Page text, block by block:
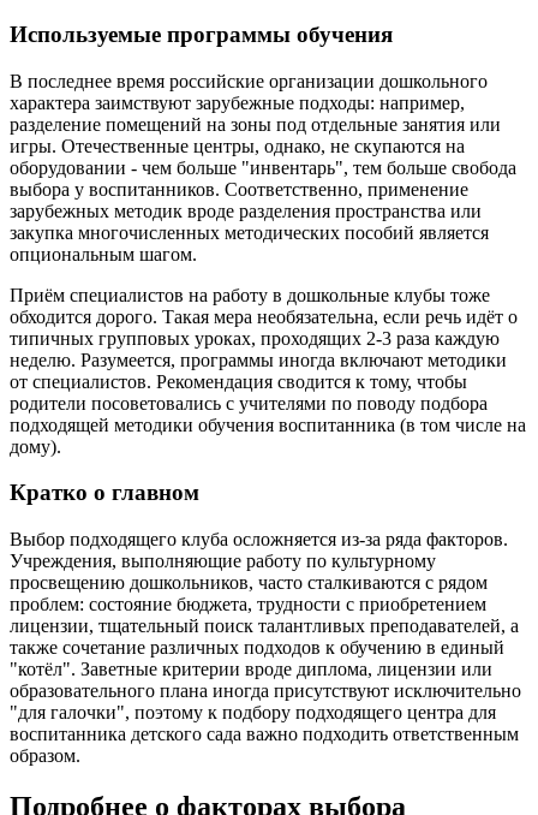
Используемые программы обучения
В последнее время российские организации дошкольного
характера заимствуют зарубежные подходы: например,
разделение помещений на зоны под отдельные занятия или
игры. Отечественные центры, однако, не скупаются на
оборудовании - чем больше "инвентарь", тем больше свобода
выбора у воспитанников. Соответственно, применение
зарубежных методик вроде разделения пространства или
закупка многочисленных методических пособий является
опциональным шагом.
Приём специалистов на работу в дошкольные клубы тоже
обходится дорого. Такая мера необязательна, если речь идёт о
типичных групповых уроках, проходящих 2-3 раза каждую
неделю. Разумеется, программы иногда включают методики
от специалистов. Рекомендация сводится к тому, чтобы
родители посоветовались с учителями по поводу подбора
подходящей методики обучения воспитанника (в том числе на
дому).
Кратко о главном
Выбор подходящего клуба осложняется из-за ряда факторов.
Учреждения, выполняющие работу по культурному
просвещению дошкольников, часто сталкиваются с рядом
проблем: состояние бюджета, трудности с приобретением
лицензии, тщательный поиск талантливых преподавателей, а
также сочетание различных подходов к обучению в единый
"котёл". Заветные критерии вроде диплома, лицензии или
образовательного плана иногда присутствуют исключительно
"для галочки", поэтому к подбору подходящего центра для
воспитанника детского сада важно подходить ответственным
образом.
Подробнее о факторах выбора